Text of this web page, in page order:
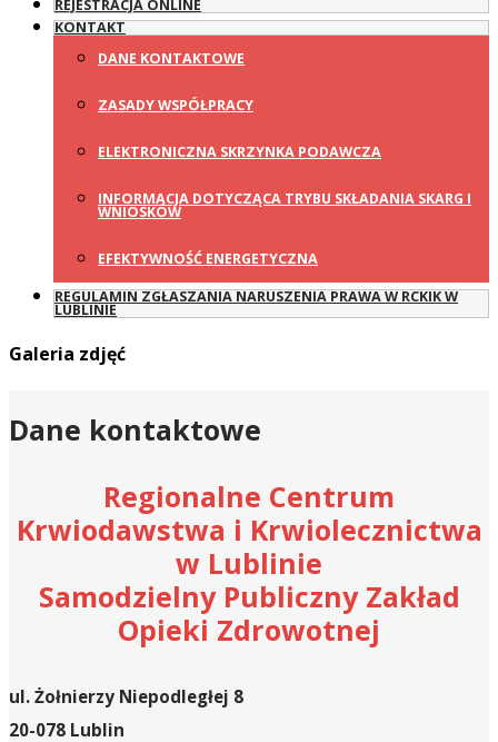
REJESTRACJA ONLINE
KONTAKT
DANE KONTAKTOWE
ZASADY WSPÓŁPRACY
ELEKTRONICZNA SKRZYNKA PODAWCZA
INFORMACJA DOTYCZĄCA TRYBU SKŁADANIA SKARG I
WNIOSKÓW
EFEKTYWNOŚĆ ENERGETYCZNA
REGULAMIN ZGŁASZANIA NARUSZENIA PRAWA W RCKIK W
LUBLINIE
Galeria zdjęć
Dane kontaktowe
Regionalne Centrum
Krwiodawstwa i Krwiolecznictwa
w Lublinie
Samodzielny Publiczny Zakład
Opieki Zdrowotnej
ul. Żołnierzy Niepodległej 8
20-078 Lublin